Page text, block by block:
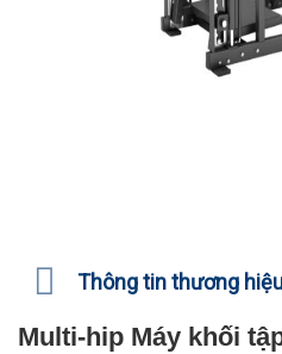
Thông tin thương
Multi-hip Máy khối